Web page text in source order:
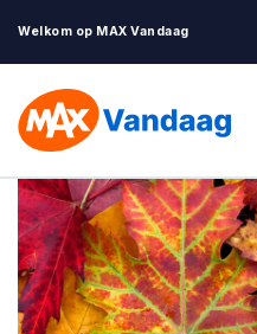
Welkom op MAX Vandaag